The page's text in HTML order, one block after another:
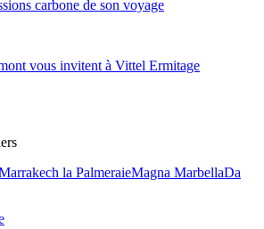
carbone de son voyage
vous invitent à Vittel Ermitage
la PalmeraieMagna MarbellaDa